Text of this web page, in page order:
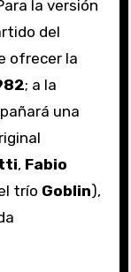
la versión
del
ofrecer la
; a la
una
, Fabio
trío Goblin),